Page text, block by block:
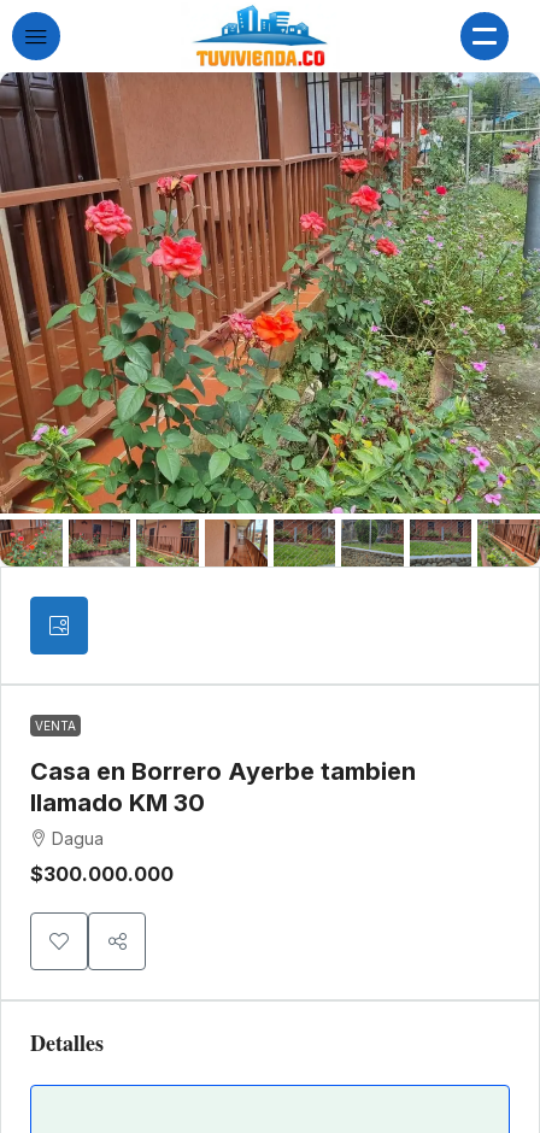
VENTA
Casa en Borrero Ayerbe tambien
llamado KM 30
Dagua
$300.000.000
Detalles